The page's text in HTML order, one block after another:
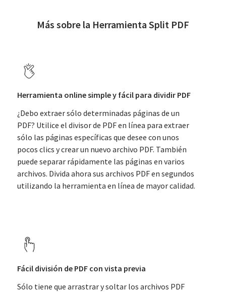
Más sobre la Herramienta Split PDF
Herramienta online simple y fácil para dividir PDF
¿Debo extraer sólo determinadas páginas de un
PDF? Utilice el divisor de PDF en línea para extraer
sólo las páginas específicas que desee con unos
pocos clics y crear un nuevo archivo PDF. También
puede separar rápidamente las páginas en varios
archivos. Divida ahora sus archivos PDF en segundos
utilizando la herramienta en línea de mayor calidad.
Fácil división de PDF con vista previa
Sólo tiene que arrastrar y soltar los archivos PDF